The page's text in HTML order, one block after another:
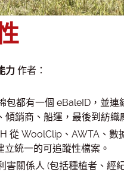
力 作者：
包都有一個 eBaleID，並連
傾銷商、船運，最後到紡織
從 WoolClip、AWTA、數
統一的可追蹤性檔案。
害關係人 (包括種植者、經